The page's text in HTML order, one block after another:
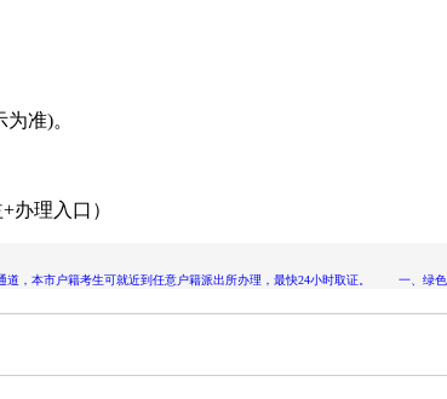
准)。
理入口）
道，本市户籍考生可就近到任意户籍派出所办理，最快24小时取证。 一